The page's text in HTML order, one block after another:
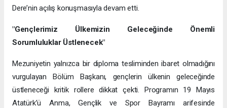
Dere’nin açılış konuşmasıyla devam etti.
"Gençlerimiz Ülkemizin Geleceğinde Önemli
Sorumluluklar Üstlenecek"
Mezuniyetin yalnızca bir diploma tesliminden ibaret olmadığını
vurgulayan Bölüm Başkanı, gençlerin ülkenin geleceğinde
üstleneceği kritik rollere dikkat çekti. Programın 19 Mayıs
Atatürk’ü Anma, Gençlik ve Spor Bayramı arifesinde